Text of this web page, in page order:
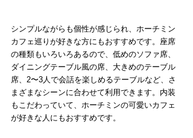
シンプルながらも個性が感じられ、ホーチミン
カフェ巡りが好きな方にもおすすめです。座席
の種類もいろいろあるので、低めのソファ席、
ダイニングテーブル風の席、大きめのテーブル
席、2〜3人で会話を楽しめるテーブルなど、さ
まざまなシーンに合わせて利用できます。内装
もこだわっていて、ホーチミンの可愛いカフェ
が好きな人にもおすすめです。